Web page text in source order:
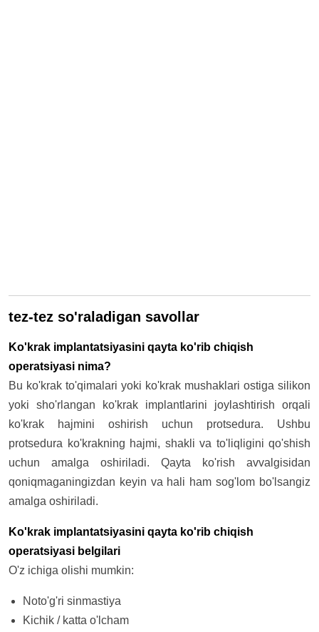
tez-tez so'raladigan savollar
Ko'krak implantatsiyasini qayta ko'rib chiqish
operatsiyasi nima?
Bu ko'krak to'qimalari yoki ko'krak mushaklari ostiga silikon
yoki sho'rlangan ko'krak implantlarini joylashtirish orqali
ko'krak hajmini oshirish uchun protsedura. Ushbu
protsedura ko'krakning hajmi, shakli va to'liqligini qo'shish
uchun amalga oshiriladi. Qayta ko'rish avvalgisidan
qoniqmaganingizdan keyin va hali ham sog'lom bo'lsangiz
amalga oshiriladi.
Ko'krak implantatsiyasini qayta ko'rib chiqish
operatsiyasi belgilari
O'z ichiga olishi mumkin:
Noto'g'ri sinmastiya
Kichik / katta o'lcham